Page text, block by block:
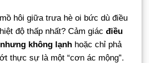
hôi giữa trưa hè oi bức dù điều
độ thấp nhất? Cảm giác điều
không lạnh hoặc chỉ phả
thực sự là một “cơn ác mộng”.